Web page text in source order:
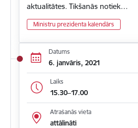
aktualitātes. Tikšanās notiek…
Ministru prezidenta kalendārs
Datums
6. janvāris, 2021
Laiks
15.30–17.00
Atrašanās vieta
attālināti